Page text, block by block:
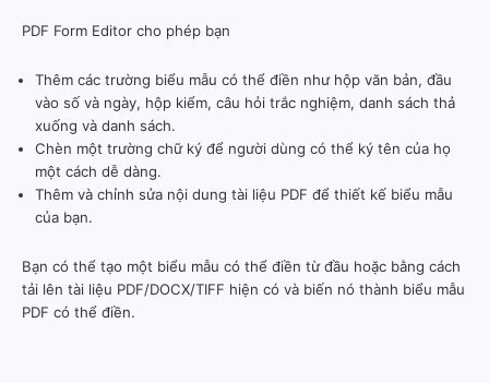
PDF Form Editor cho phép bạn
Thêm các trường biểu mẫu có thể điền như hộp văn bản, đầu
vào số và ngày, hộp kiểm, câu hỏi trắc nghiệm, danh sách thả
xuống và danh sách.
Chèn một trường chữ ký để người dùng có thể ký tên của họ
một cách dễ dàng.
Thêm và chỉnh sửa nội dung tài liệu PDF để thiết kế biểu mẫu
của bạn.
Bạn có thể tạo một biểu mẫu có thể điền từ đầu hoặc bằng cách
tải lên tài liệu PDF/DOCX/TIFF hiện có và biến nó thành biểu mẫu
PDF có thể điền.